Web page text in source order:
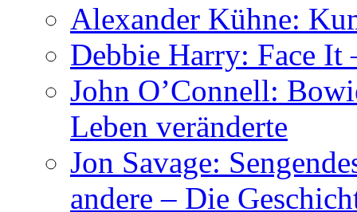
Alexander Kühne:
Debbie Harry: Face
John O’Connell:
Leben veränderte
Jon Savage:
andere – Die